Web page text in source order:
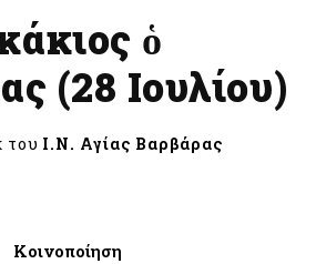
ὁ
(28 Ιουλίου)
του Ι.Ν. Αγίας Βαρβάρας
Κοινοποίηση